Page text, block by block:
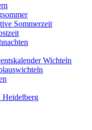
Sommerzeit
Wichteln
Heidelberg